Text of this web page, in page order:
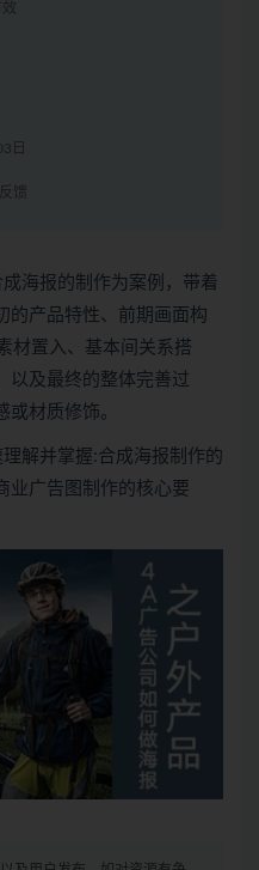
日
馈
海报的制作为案例，带着
的产品特性、前期画面构
材置入、基本间关系搭
以及最终的整体完善过
材质修饰。
解并掌握:合成海报制作的
业广告图制作的核心要